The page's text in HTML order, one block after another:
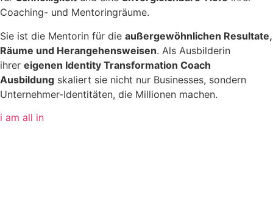
Coaching- und Mentoringräume.
Sie ist die Mentorin für die außergewöhnlichen Resultate,
Räume und Herangehensweisen. Als Ausbilderin
ihrer eigenen Identity Transformation Coach
Ausbildung skaliert sie nicht nur Businesses, sondern
Unternehmer-Identitäten, die Millionen machen.
i am all in